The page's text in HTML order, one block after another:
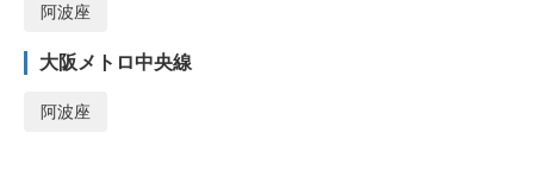
阿波座
大阪メトロ中央線
阿波座